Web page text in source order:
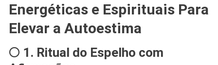
Energéticas e Espirituais Para
Elevar a Autoestima
🌕 1. Ritual do Espelho com